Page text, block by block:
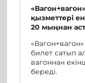
қызметтері
20 мыңнан
билет сатып
вагоннан
береді.